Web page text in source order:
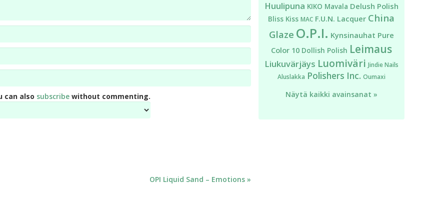
can also subscribe without commenting.
OPI Liquid Sand – Emotions »
Huulipuna KIKO Mavala Delush Polish
Bliss Kiss MAC F.U.N. Lacquer China
Glaze O.P.I. Kynsinauhat Pure
Color 10 Dollish Polish Leimaus
Liukuvärjäys Luomiväri Jindie Nails
Aluslakka Polishers Inc. Oumaxi
Näytä kaikki avainsanat »